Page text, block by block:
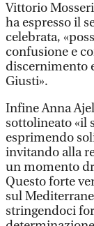
Vittorio
ha espresso il
celebrata,
confusione e
discernimento
Giusti».
Infine Anna
sottolineato «il
esprimendo
invitando alla
un momento
Questo forte
sul
stringendoci